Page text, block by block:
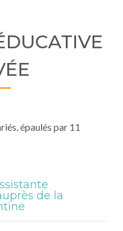
épaulés par 11
de la